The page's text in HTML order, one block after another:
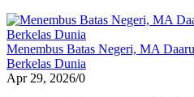
Menembus Batas Negeri, MA
Berkelas Dunia
Apr 29, 2026/0